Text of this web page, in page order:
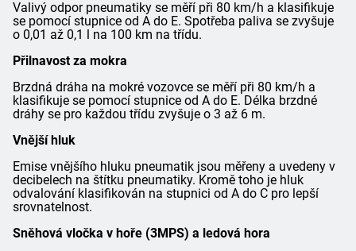
Valivý odpor pneumatiky se měří při 80 km/h a klasifikuje
se pomocí stupnice od A do E. Spotřeba paliva se zvyšuje
o 0,01 až 0,1 l na 100 km na třídu.
Přilnavost za mokra
Brzdná dráha na mokré vozovce se měří při 80 km/h a
klasifikuje se pomocí stupnice od A do E. Délka brzdné
dráhy se pro každou třídu zvyšuje o 3 až 6 m.
Vnější hluk
Emise vnějšího hluku pneumatik jsou měřeny a uvedeny v
decibelech na štítku pneumatiky. Kromě toho je hluk
odvalování klasifikován na stupnici od A do C pro lepší
srovnatelnost.
Sněhová vločka v hoře (3MPS) a ledová hora